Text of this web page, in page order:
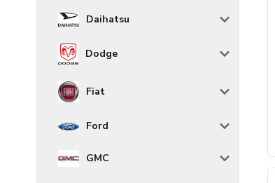
Daihatsu
Dodge
Fiat
Ford
GMC